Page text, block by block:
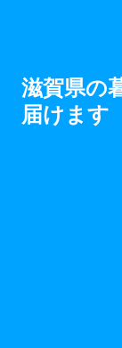
滋賀県の
届けます